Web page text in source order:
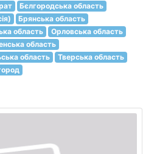
Бєлгородська область
Брянська область
область
Орловська область
область
область
Тверська область